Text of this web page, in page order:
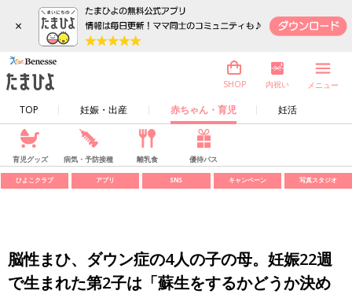
×
TOP 妊娠・出産 赤ちゃん・育児 妊活
SHOP 内祝い メニュー
育児グッズ 病気・予防接種 離乳食 優待パス
ひよこクラブ アプリ SNS キャンペーン 写真スタジオ
脳性まひ、ダウン症の4人の子の母。妊娠22週
で生まれた第2子は「蘇生をするかどうか決め